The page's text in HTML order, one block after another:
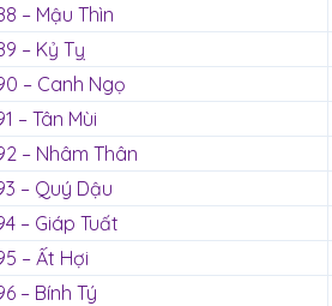
– Mậu Thìn
– Kỷ Tỵ
– Canh Ngọ
– Tân Mùi
– Nhâm Thân
– Quý Dậu
– Giáp Tuất
– Ất Hợi
– Bính Tý